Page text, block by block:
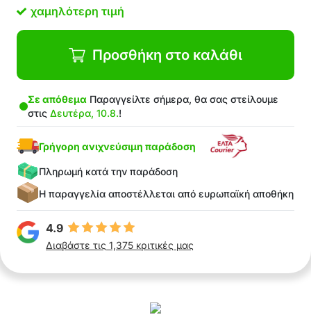
Γρήγορη και εύκολη κατασκευή και συντήρηση
Η συσκευασία περιέχει: 1x καλούπι ραβιόλι
χαμηλότερη τιμή
Προσθήκη στο καλάθι
Σε απόθεμα Παραγγείλτε σήμερα, θα σας στείλουμε
στις Δευτέρα, 10.8.!
Γρήγορη ανιχνεύσιμη παράδοση
Πληρωμή κατά την παράδοση
Η παραγγελία αποστέλλεται από ευρωπαϊκή αποθήκη
4.9
Διαβάστε τις 1,375 κριτικές μας